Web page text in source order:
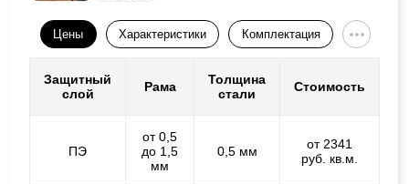
Цены Характеристики Комплектация
Защитный
слой
Рама
Толщина
стали
Стоимость
ПЭ
от 0,5
до 1,5
мм
0,5 мм
от 2341
руб. кв.м.